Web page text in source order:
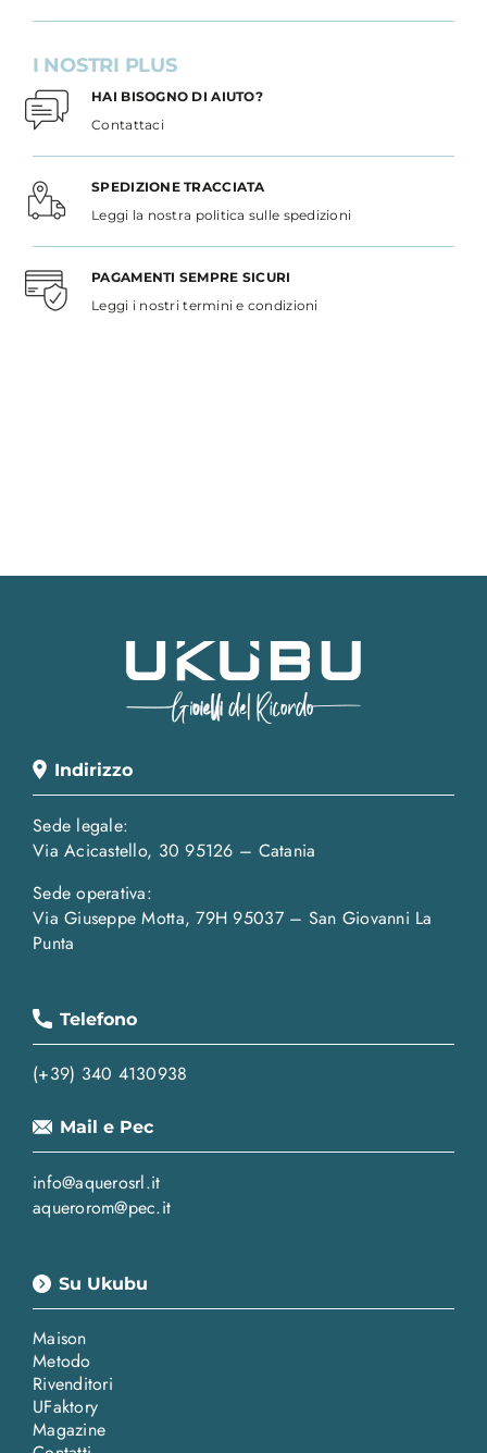
I NOSTRI PLUS
HAI BISOGNO DI AIUTO?
Contattaci
SPEDIZIONE TRACCIATA
Leggi la nostra politica sulle spedizioni
PAGAMENTI SEMPRE SICURI
Leggi i nostri termini e condizioni
Indirizzo
Sede legale:
Via Acicastello, 30 95126 – Catania
Sede operativa:
Via Giuseppe Motta, 79H 95037 – San Giovanni La
Punta
Telefono
(+39) 340 4130938
Mail e Pec
info@aquerosrl.it
aquerorom@pec.it
Su Ukubu
Maison
Metodo
Rivenditori
UFaktory
Magazine